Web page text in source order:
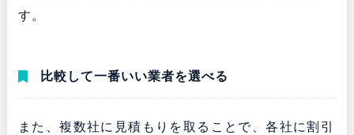
す。
比較して一番いい業者を選べる
また、複数社に見積もりを取ることで、各社に割引